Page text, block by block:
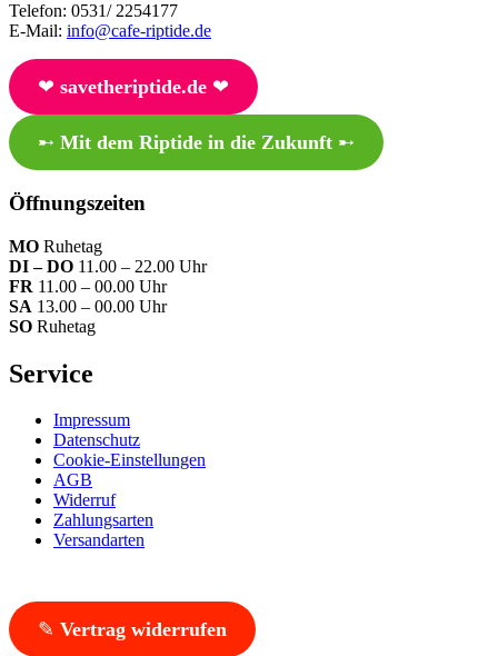
Telefon: 0531/ 2254177
E-Mail: info@cafe-riptide.de
❤︎ savetheriptide.de❤︎
➸ Mit dem Riptide in die Zukunft➸
Öffnungszeiten
MO Ruhetag
DI – DO 11.00 – 22.00 Uhr
FR 11.00 – 00.00 Uhr
SA 13.00 – 00.00 Uhr
SO Ruhetag
Service
Impressum
Datenschutz
Cookie-Einstellungen
AGB
Widerruf
Zahlungsarten
Versandarten
✎ Vertrag widerrufen